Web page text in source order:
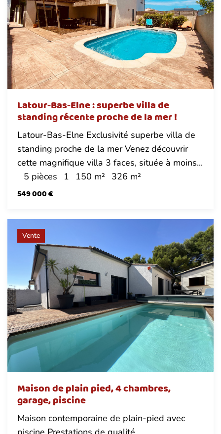
Latour-Bas-Elne : superbe villa de
standing récente proche de la mer !
Latour-Bas-Elne Exclusivité superbe villa de
standing proche de la mer Venez découvrir
cette magnifique villa 3 faces, située à moins...
5 pièces
1 150 m² 326 m²
549 000 €
Vente
Maison de plain pied, 4 chambres,
garage, piscine
Maison contemporaine de plain-pied avec